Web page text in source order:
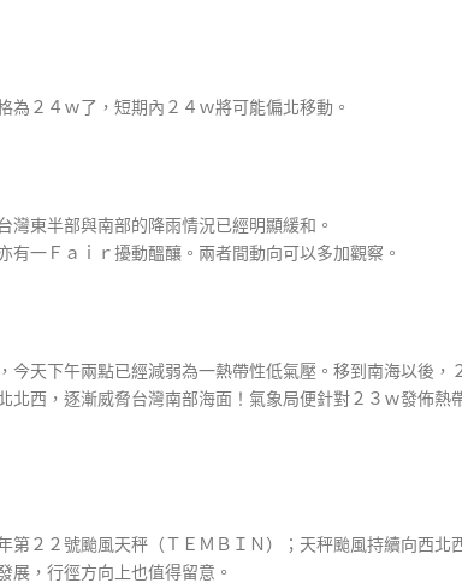
２４ｗ了，短期內２４ｗ將可能偏北移動。
東半部與南部的降雨情況已經明顯緩和。
一Ｆａｉｒ擾動醞釀。兩者間動向可以多加觀察。
天下午兩點已經減弱為一熱帶性低氣壓。移到南海以後，
北西，逐漸威脅台灣南部海面！氣象局便針對２３ｗ發佈熱
２２號颱風天秤（ＴＥＭＢＩＮ）；天秤颱風持續向西北
展，行徑方向上也值得留意。